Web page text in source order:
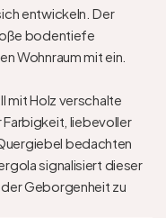
entwickeln. Der
bodentiefe
Wohnraum mit ein.
mit Holz verschalte
liebevoller
bedachten
signalisiert dieser
Geborgenheit zu